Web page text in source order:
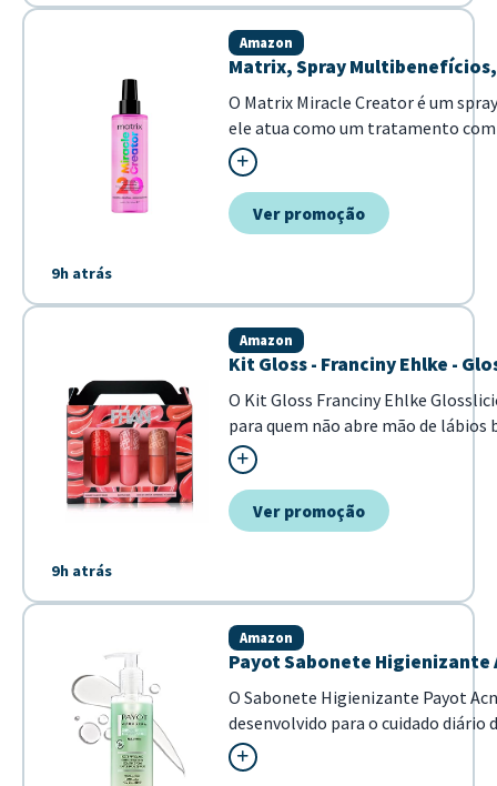
9h atrás
Matrix, Spray
Amazon
O Matrix Miracle Creator é um
ele atua como um tratamento
Oferece 20 benef...
Ver promoção
9h atrás
Kit Gloss - Franciny Ehlke -
Amazon
O Kit Gloss Franciny Ehlke
para quem não abre mão de
Este conjunto exclusivo reúne três
oferecem um acabamento
para compor qualquer look, do...
Ver promoção
Payot Sabonete Higienizante
Amazon
O Sabonete Higienizante Payot
desenvolvido para o cuidado diário
fórmula equilibrada ajuda a
excesso de brilho e desobstruindo